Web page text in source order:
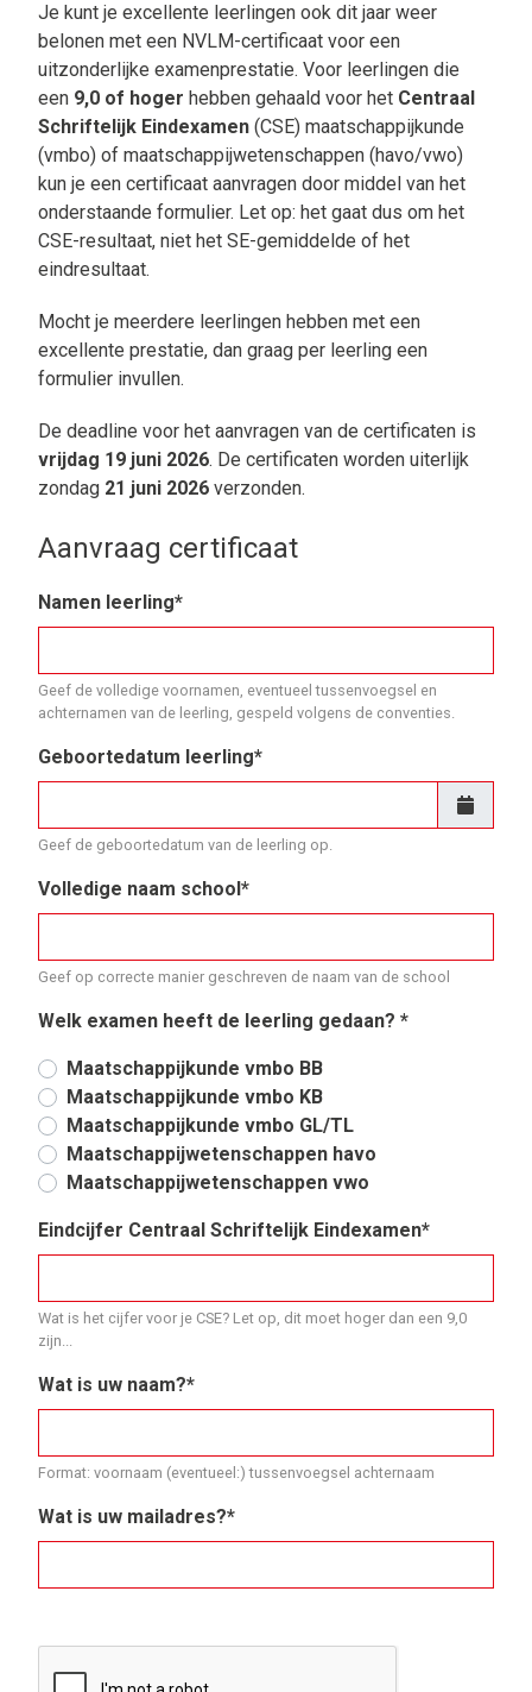
Je kunt je excellente leerlingen ook dit jaar weer
belonen met een NVLM-certificaat voor een
uitzonderlijke examenprestatie. Voor leerlingen die
een 9,0 of hoger hebben gehaald voor het Centraal
Schriftelijk Eindexamen (CSE) maatschappijkunde
(vmbo) of maatschappijwetenschappen (havo/vwo)
kun je een certificaat aanvragen door middel van het
onderstaande formulier. Let op: het gaat dus om het
CSE-resultaat, niet het SE-gemiddelde of het
eindresultaat.
Mocht je meerdere leerlingen hebben met een
excellente prestatie, dan graag per leerling een
formulier invullen.
De deadline voor het aanvragen van de certificaten is
vrijdag 19 juni 2026. De certificaten worden uiterlijk
zondag 21 juni 2026 verzonden.
Aanvraag certificaat
Namen leerling*
Geef de volledige voornamen, eventueel tussenvoegsel en
achternamen van de leerling, gespeld volgens de conventies.
Geboortedatum leerling*
Geef de geboortedatum van de leerling op.
Volledige naam school*
Geef op correcte manier geschreven de naam van de school
Welk examen heeft de leerling gedaan? *
Maatschappijkunde vmbo BB
Maatschappijkunde vmbo KB
Maatschappijkunde vmbo GL/TL
Maatschappijwetenschappen havo
Maatschappijwetenschappen vwo
Eindcijfer Centraal Schriftelijk Eindexamen*
Wat is het cijfer voor je CSE? Let op, dit moet hoger dan een 9,0
zijn...
Wat is uw naam?*
Format: voornaam (eventueel:) tussenvoegsel achternaam
Wat is uw mailadres?*